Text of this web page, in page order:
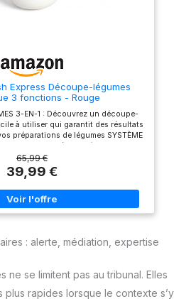
de
de
la
Express Découpe-légumes
3 fonctions - Rouge
3-EN-1 : Découvrez un découpe-
à utiliser qui garantit des résultats
préparations de légumes SYSTÈME
simple de cônes de couleur
: la large goulotte facilite l'insertion
de service direct permet d'obtenir
dans le bol et les cônes
UN RANGEMENT SANS EFFORT :
des cônes et enroulement du cordon
de 6200 réparateurs dans le monde,
65,99 €
39,99 €
: alerte, médiation, expertise
ne se limitent pas au tribunal. Elles
plus rapides lorsque le contexte s’y